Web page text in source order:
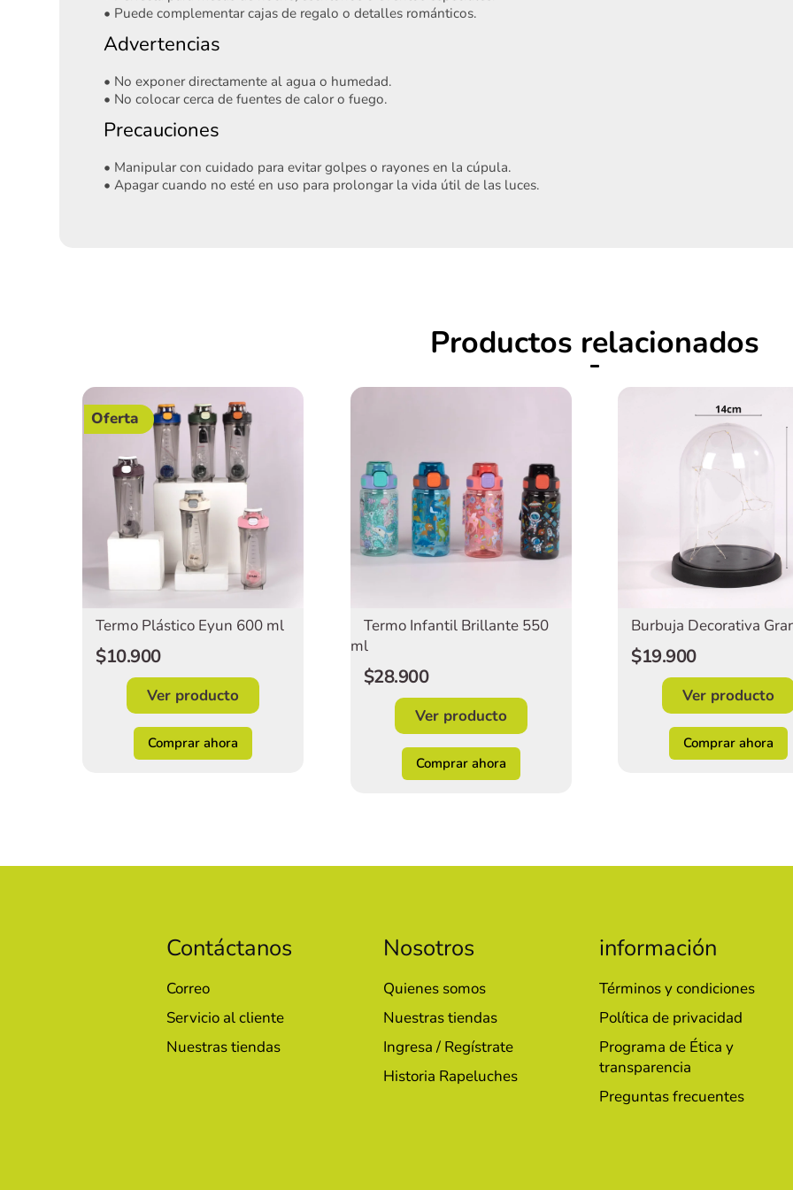
• Puede complementar cajas de regalo o detalles románticos.
Advertencias
• No exponer directamente al agua o humedad.
• No colocar cerca de fuentes de calor o fuego.
Precauciones
• Manipular con cuidado para evitar golpes o rayones en la cúpula.
• Apagar cuando no esté en uso para prolongar la vida útil de las luces.
Productos relacionados
Oferta
Termo Plástico Eyun 600 ml
$10.900
Ver producto
Comprar ahora
Termo Infantil Brillante 550
ml
$28.900
Ver producto
Comprar ahora
Burbuja Decorativa
$19.900
Ver producto
Comprar ahora
Contáctanos
Correo
Servicio al cliente
Nuestras tiendas
Nosotros
Quienes somos
Nuestras tiendas
Ingresa / Regístrate
Historia Rapeluches
información
Términos y condiciones
Política de privacidad
Programa de Ética y
transparencia
Preguntas frecuentes